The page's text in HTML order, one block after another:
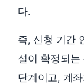
다.
즉, 신청 기간
설이 확정되는
단계이고, 계